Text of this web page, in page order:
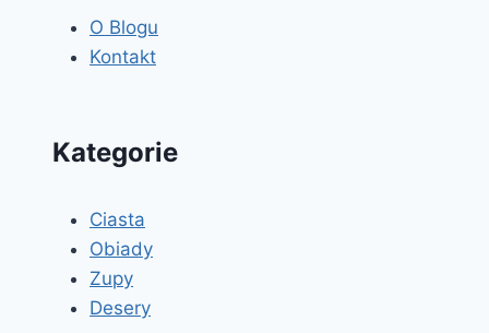
O Blogu
Kontakt
Kategorie
Ciasta
Obiady
Zupy
Desery